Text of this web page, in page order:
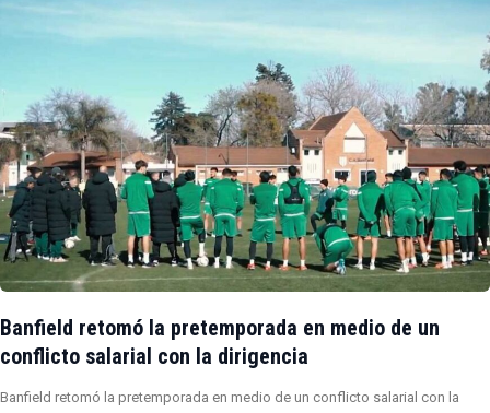
Banfield retomó la pretemporada en medio de un
conflicto salarial con la dirigencia
Banfield retomó la pretemporada en medio de un conflicto salarial con la